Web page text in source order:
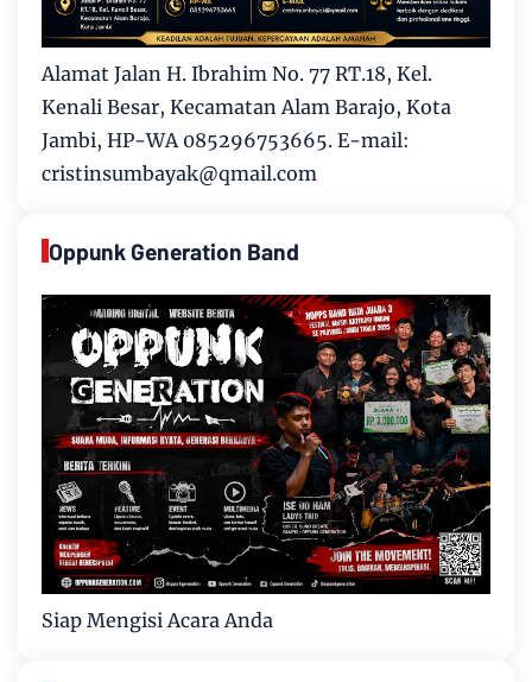
Alamat Jalan H. Ibrahim No. 77 RT.18, Kel.
Kenali Besar, Kecamatan Alam Barajo, Kota
Jambi, HP-WA 085296753665. E-mail:
cristinsumbayak@qmail.com
Oppunk Generation Band
Siap Mengisi Acara Anda